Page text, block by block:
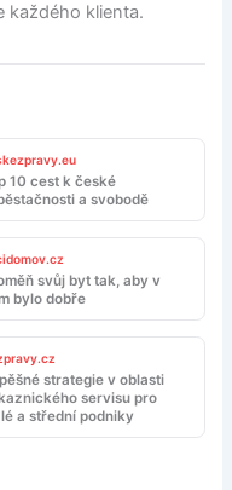
každého klienta.
10 cest k české
a svobodě
svůj byt tak, aby v
bylo dobře
strategie v oblasti
servisu pro
a střední podniky